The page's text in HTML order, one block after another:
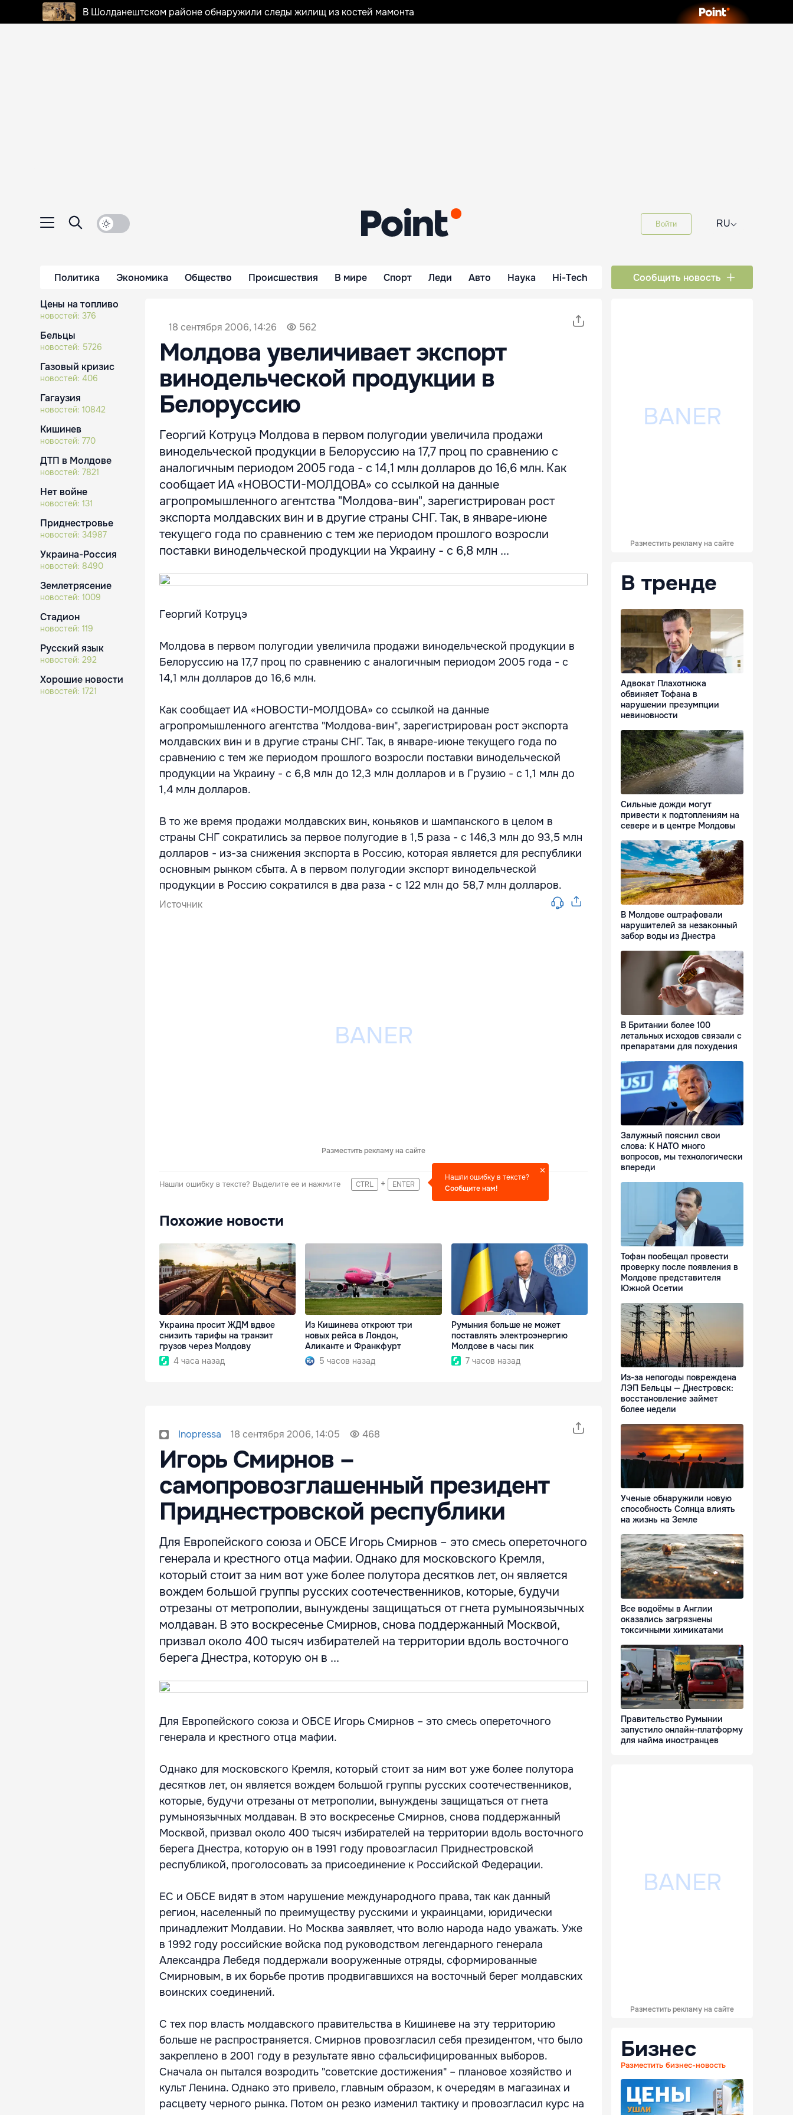
В Шолданештском районе обнаружили следы жилищ из костей мамонта
Войти RU⌵
Политика Экономика Общество Происшествия В мире Спорт Леди Авто Наука Hi-Tech Сообщить новость
Цены на топливо
новостей: 376
Бельцы
новостей: 5726
Газовый кризис
новостей: 406
Гагаузия
новостей: 10842
Кишинев
новостей: 770
ДТП в Молдове
новостей: 7821
Нет войне
новостей: 131
Приднестровье
новостей: 34987
Украина-Россия
новостей: 8490
Землетрясение
новостей: 1009
Стадион
новостей: 119
Русский язык
новостей: 292
Хорошие новости
новостей: 1721
18 сентября 2006, 14:26 562
Молдова увеличивает экспорт
винодельческой продукции в
Белоруссию
Георгий Котруцэ Молдова в первом полугодии увеличила продажи
винодельческой продукции в Белоруссию на 17,7 проц по сравнению с
аналогичным периодом 2005 года - с 14,1 млн долларов до 16,6 млн. Как
сообщает ИА «НОВОСТИ-МОЛДОВА» со ссылкой на данные
агропромышленного агентства "Молдова-вин", зарегистрирован рост
экспорта молдавских вин и в другие страны СНГ. Так, в январе-июне
текущего года по сравнению с тем же периодом прошлого возросли
поставки винодельческой продукции на Украину - с 6,8 млн ...
Георгий Котруцэ
Молдова в первом полугодии увеличила продажи винодельческой продукции в
Белоруссию на 17,7 проц по сравнению с аналогичным периодом 2005 года - с
14,1 млн долларов до 16,6 млн.
Как сообщает ИА «НОВОСТИ-МОЛДОВА» со ссылкой на данные
агропромышленного агентства "Молдова-вин", зарегистрирован рост экспорта
молдавских вин и в другие страны СНГ. Так, в январе-июне текущего года по
сравнению с тем же периодом прошлого возросли поставки винодельческой
продукции на Украину - с 6,8 млн до 12,3 млн долларов и в Грузию - с 1,1 млн до
1,4 млн долларов.
В то же время продажи молдавских вин, коньяков и шампанского в целом в
страны СНГ сократились за первое полугодие в 1,5 раза - с 146,3 млн до 93,5 млн
долларов - из-за снижения экспорта в Россию, которая является для республики
основным рынком сбыта. А в первом полугодии экспорт винодельческой
продукции в Россию сократился в два раза - с 122 млн до 58,7 млн долларов.
Источник
Разместить рекламу на сайте
Нашли ошибку в тексте? Выделите ее и нажмите CTRL + ENTER
Нашли ошибку в тексте?
Сообщите нам!
Похожие новости
Украина просит ЖДМ вдвое
снизить тарифы на транзит
грузов через Молдову
4 часа назад
Из Кишинева откроют три
новых рейса в Лондон,
Аликанте и Франкфурт
5 часов назад
Румыния больше не может
поставлять электроэнергию
Молдове в часы пик
7 часов назад
Inopressa 18 сентября 2006, 14:05 468
Игорь Смирнов –
самопровозглашенный президент
Приднестровской республики
Для Европейского союза и ОБСЕ Игорь Смирнов – это смесь опереточного
генерала и крестного отца мафии. Однако для московского Кремля,
который стоит за ним вот уже более полутора десятков лет, он является
вождем большой группы русских соотечественников, которые, будучи
отрезаны от метрополии, вынуждены защищаться от гнета румыноязычных
молдаван. В это воскресенье Смирнов, снова поддержанный Москвой,
призвал около 400 тысяч избирателей на территории вдоль восточного
берега Днестра, которую он в ...
Для Европейского союза и ОБСЕ Игорь Смирнов – это смесь опереточного
генерала и крестного отца мафии.
Однако для московского Кремля, который стоит за ним вот уже более полутора
десятков лет, он является вождем большой группы русских соотечественников,
которые, будучи отрезаны от метрополии, вынуждены защищаться от гнета
румыноязычных молдаван. В это воскресенье Смирнов, снова поддержанный
Москвой, призвал около 400 тысяч избирателей на территории вдоль восточного
берега Днестра, которую он в 1991 году провозгласил Приднестровской
республикой, проголосовать за присоединение к Российской Федерации.
ЕС и ОБСЕ видят в этом нарушение международного права, так как данный
регион, населенный по преимуществу русскими и украинцами, юридически
принадлежит Молдавии. Но Москва заявляет, что волю народа надо уважать. Уже
в 1992 году российские войска под руководством легендарного генерала
Александра Лебедя поддержали вооруженные отряды, сформированные
Смирновым, в их борьбе против продвигавшихся на восточный берег молдавских
воинских соединений.
С тех пор власть молдавского правительства в Кишиневе на эту территорию
больше не распространяется. Смирнов провозгласил себя президентом, что было
закреплено в 2001 году в результате явно сфальсифицированных выборов.
Сначала он пытался возродить "советские достижения" – плановое хозяйство и
культ Ленина. Однако это привело, главным образом, к очередям в магазинах и
расцвету черного рынка. Потом он резко изменил тактику и провозгласил курс на
Разместить рекламу на сайте
В тренде
Адвокат Плахотнюка
обвиняет Тофана в
нарушении презумпции
невиновности
Сильные дожди могут
привести к подтоплениям на
севере и в центре Молдовы
В Молдове оштрафовали
нарушителей за незаконный
забор воды из Днестра
В Британии более 100
летальных исходов связали с
препаратами для похудения
Залужный пояснил свои
слова: К НАТО много
вопросов, мы технологически
впереди
Тофан пообещал провести
проверку после появления в
Молдове представителя
Южной Осетии
Из-за непогоды повреждена
ЛЭП Бельцы — Днестровск:
восстановление займет
более недели
Ученые обнаружили новую
способность Солнца влиять
на жизнь на Земле
Все водоёмы в Англии
оказались загрязнены
токсичными химикатами
Правительство Румынии
запустило онлайн-платформу
для найма иностранцев
Разместить рекламу на сайте
Бизнес
Разместить бизнес-новость